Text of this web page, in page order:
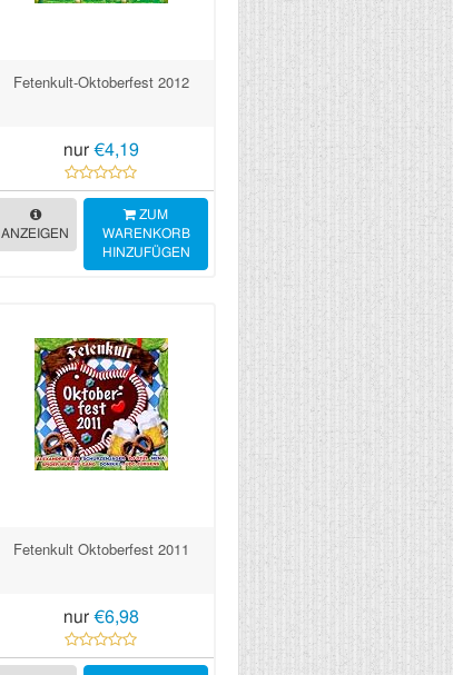
Fetenkult-Oktoberfest 2012
nur €4,19
ANZEIGEN
ZUM
WARENKORB
HINZUFÜGEN
Fetenkult Oktoberfest 2011
nur €6,98